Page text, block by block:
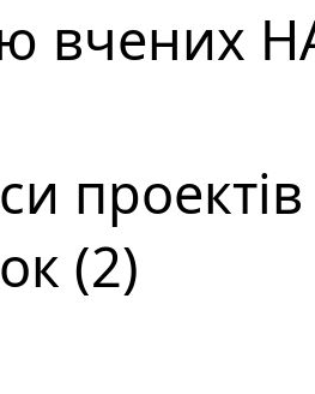
вчених
(2)